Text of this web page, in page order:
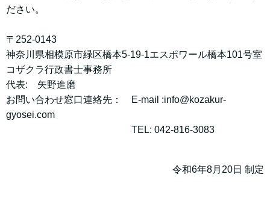
ださい。
〒252-0143
神奈川県相模原市緑区橋本5-19-1エスポワール橋本101号室
コザクラ行政書士事務所
代表: 矢野進磨
お問い合わせ窓口連絡先： E-mail :info@kozakur-
gyosei.com
TEL: 042-816-3083
令和6年8月20日 制定